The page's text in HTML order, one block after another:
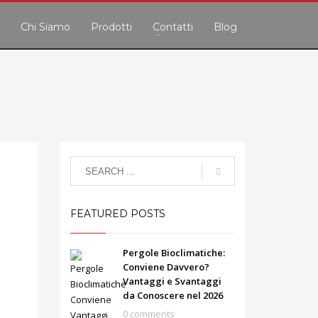
Chi Siamo Prodotti Contatti Blog
FEATURED POSTS
Pergole Bioclimatiche:
Conviene Davvero?
Vantaggi e Svantaggi
da Conoscere nel 2026
0 comments